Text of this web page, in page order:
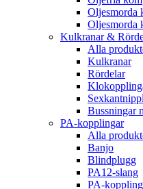
Oljesmorda
Oljesmorda
Kulkranar &
Alla
Kulkranar
Rördelar
Bussningar
PA-kopplingar
Alla
Banjo
Blindplugg
PA12-slang
PA-